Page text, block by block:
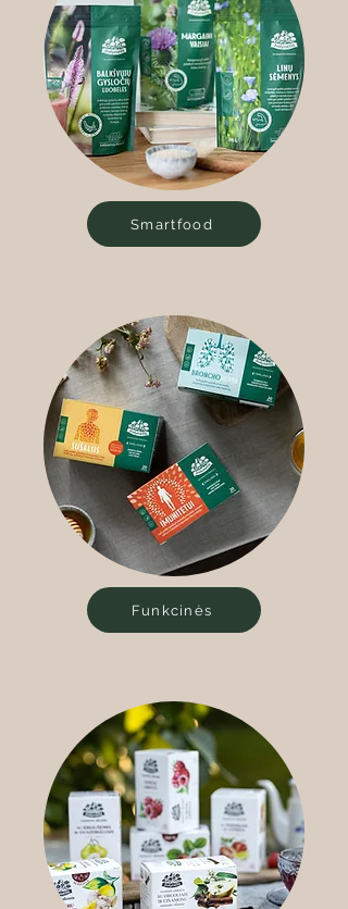
Smartfood
Funkcinės